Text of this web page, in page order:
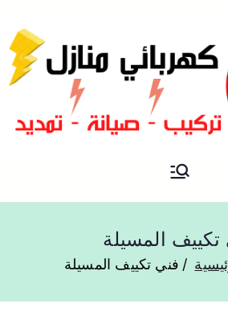
فني كهربائي منازل الكويت
تكييف المسيلة
فني تكييف المسيلة